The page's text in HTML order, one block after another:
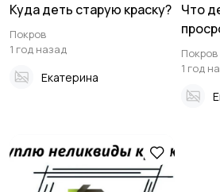
Куда деть старую краску?
Покров
1 год назад
Екатерина
Что
Покров
1 год